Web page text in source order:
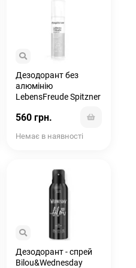
Дезодорант без
алюмінію
LebensFreude Spitzner
560 грн.
Немає в наявності
Дезодорант - спрей
Bilou&Wednesday